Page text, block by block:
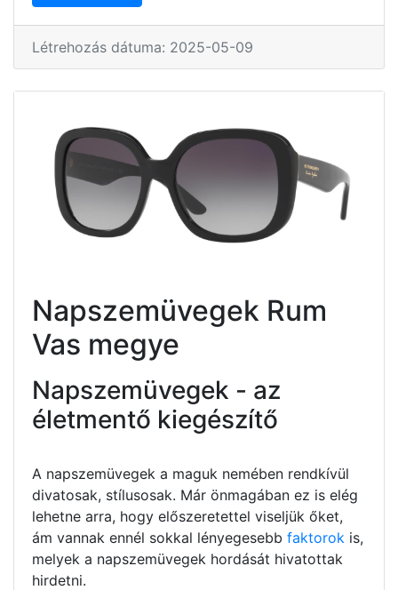
Létrehozás dátuma: 2025-05-09
Napszemüvegek Rum
Vas megye
Napszemüvegek - az
életmentő kiegészítő
A napszemüvegek a maguk nemében rendkívül
divatosak, stílusosak. Már önmagában ez is elég
lehetne arra, hogy előszeretettel viseljük őket,
ám vannak ennél sokkal lényegesebb faktorok is,
melyek a napszemüvegek hordását hivatottak
hirdetni.